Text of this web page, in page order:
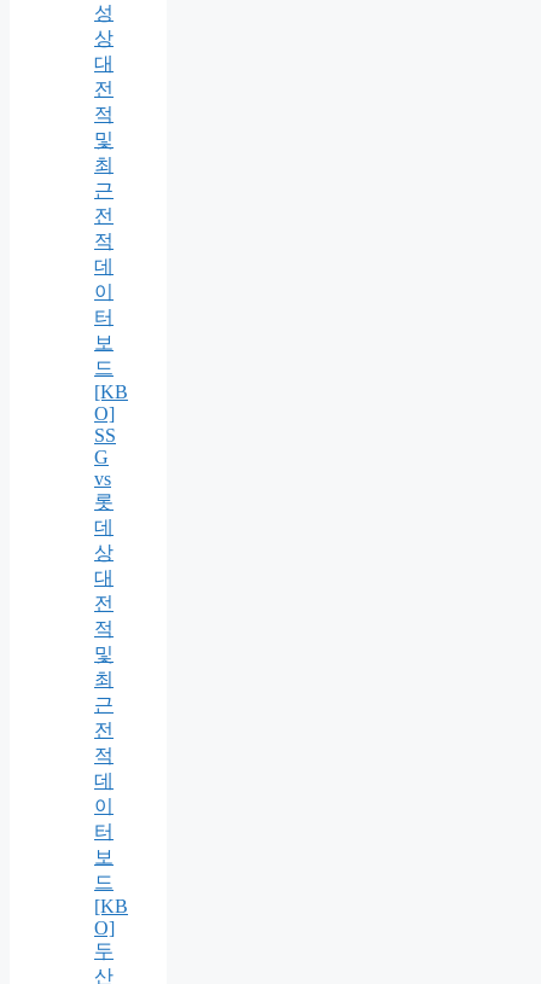
성
상
대
전
적
및
최
근
전
적
데
이
터
보
드
[KB
O]
SS
G
vs
롯
데
상
대
전
적
및
최
근
전
적
데
이
터
보
드
[KB
O]
두
산